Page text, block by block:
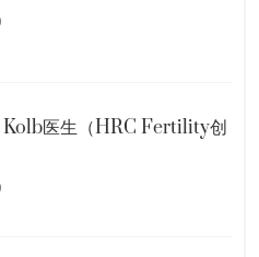
医生（HRC Fertility创